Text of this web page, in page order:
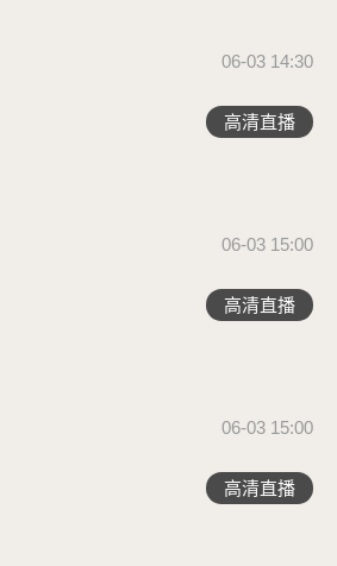
06-03 14:30
高清直播
06-03 15:00
高清直播
06-03 15:00
高清直播